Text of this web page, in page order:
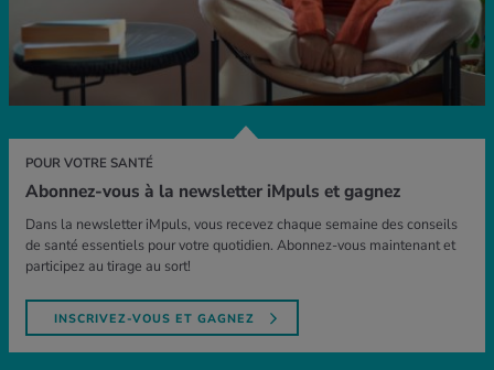
POUR VOTRE SANTÉ
Abonnez-vous à la newsletter iMpuls et gagnez
Dans la newsletter iMpuls, vous recevez chaque semaine des conseils
de santé essentiels pour votre quotidien. Abonnez-vous maintenant et
participez au tirage au sort!
INSCRIVEZ-VOUS ET GAGNEZ